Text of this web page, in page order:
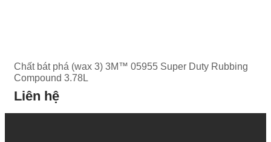
Chất bát phá (wax 3) 3M™ 05955 Super Duty Rubbing
Compound 3.78L
Liên hệ